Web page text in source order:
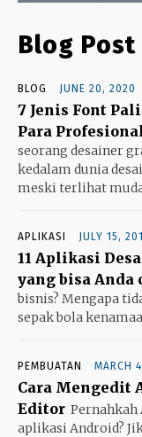
Blog Post
BLOG JUNE 20, 2020
7 Jenis Font
Para
seorang desainer
kedalam dunia
meski terlihat
APLIKASI JULY 15,
11 Aplikasi
yang bisa Anda
bisnis? Mengapa
sepak bola
PEMBUATAN MARCH
Cara Mengedit
Editor
aplikasi Android?